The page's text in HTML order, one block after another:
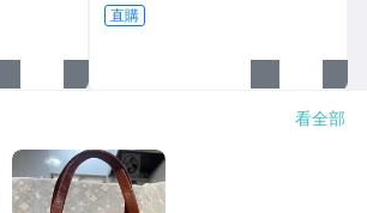
直購
看全部